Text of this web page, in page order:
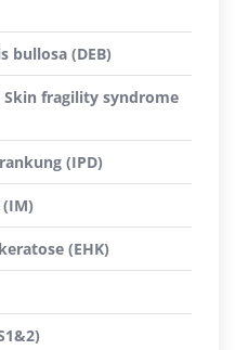
bullosa (DEB)
Skin fragility syndrome
(IPD)
(EHK)